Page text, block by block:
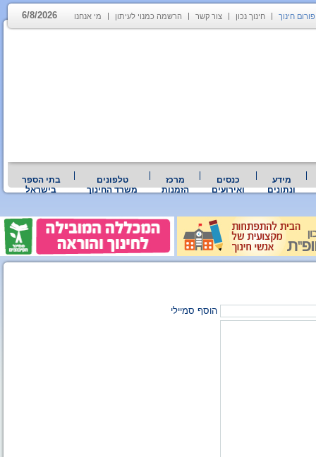
פורום חינוך חינוך נכון צור קשר הרשמה כמנוי לעיתון מי אנחנו 6/8/2026
מידע
ונתונים
כנסים
ואירועים
מרכז
הזמנות
טלפונים
משרד החינוך
בתי הספר
בישראל
הוסף סמיילי